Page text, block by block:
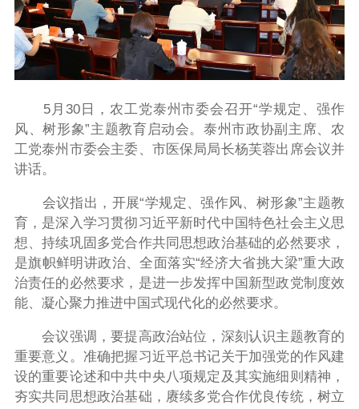
5月30日，农工党泰州市委会召开“学规定、强作
风、树形象”主题教育启动会。泰州市政协副主席、农
工党泰州市委会主委、市医保局局长杨芙蓉出席会议并
讲话。
会议指出，开展“学规定、强作风、树形象”主题教
育，是深入学习贯彻习近平新时代中国特色社会主义思
想、持续巩固多党合作共同思想政治基础的必然要求，
是旗帜鲜明讲政治、全面落实“经济大省挑大梁”重大政
治责任的必然要求，是进一步发挥中国新型政党制度效
能、凝心聚力推进中国式现代化的必然要求。
会议强调，要提高政治站位，深刻认识主题教育的
重要意义。准确把握习近平总书记关于加强党的作风建
设的重要论述和中共中央八项规定及其实施细则精神，
夯实共同思想政治基础，赓续多党合作优良传统，树立